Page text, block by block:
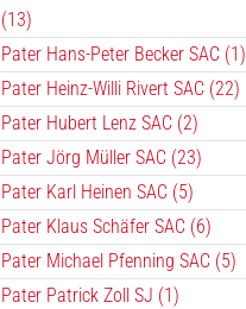
(13)
Pater Hans-Peter Becker SAC (1)
Pater Heinz-Willi Rivert SAC (22)
Pater Hubert Lenz SAC (2)
Pater Jörg Müller SAC (23)
Pater Karl Heinen SAC (5)
Pater Klaus Schäfer SAC (6)
Pater Michael Pfenning SAC (5)
Pater Patrick Zoll SJ (1)